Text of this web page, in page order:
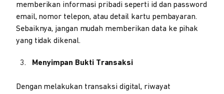
memberikan informasi pribadi seperti id dan password
email, nomor telepon, atau detail kartu pembayaran.
Sebaiknya, jangan mudah memberikan data ke pihak
yang tidak dikenal.
Menyimpan Bukti Transaksi
Dengan melakukan transaksi digital, riwayat